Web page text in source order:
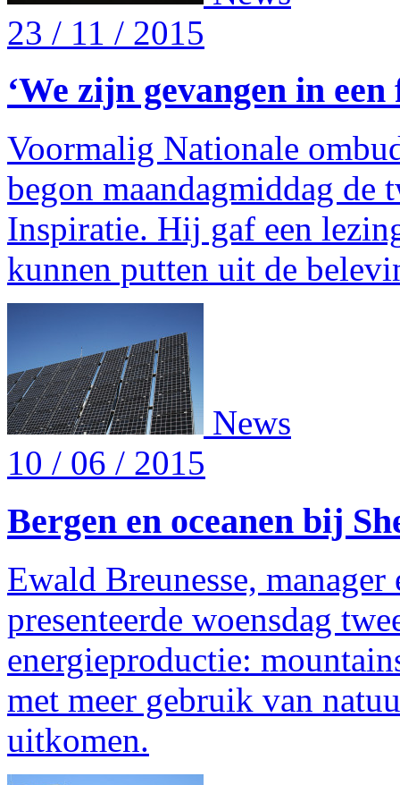
23 / 11 / 2015
‘We zijn gevangen in
Voormalig Nationale
begon maandagmiddag de
Inspiratie. Hij gaf een
kunnen putten uit de
News
10 / 06 / 2015
Bergen en oceanen bij
Ewald Breunesse,
presenteerde woensdag
energieproductie:
met meer gebruik van
uitkomen.